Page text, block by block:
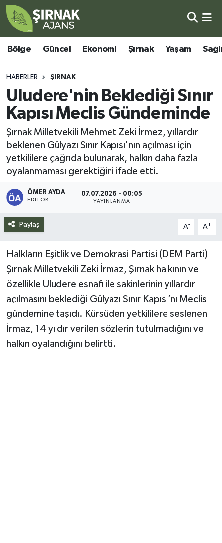
Bölge Güncel Ekonomi Şırnak Yaşam
HABERLER ŞIRNAK
Uludere'nin Beklediği Sınır
Kapısı Meclis Gündeminde
Şırnak Milletvekili Mehmet Zeki İrmez, yıllardır
beklenen Gülyazı Sınır Kapısı'nın açılması için
yetkililere çağrıda bulunarak, halkın daha fazla
oyalanmaması gerektiğini ifade etti.
ÖMER AYDA
EDITÖR
07.07.2026 - 00:05
YAYINLANMA
Paylaş A- A+
Halkların Eşitlik ve Demokrasi Partisi (DEM Parti)
Şırnak Milletvekili Zeki İrmaz, Şırnak halkının ve
özellikle Uludere esnafı ile sakinlerinin yıllardır
açılmasını beklediği Gülyazı Sınır Kapısı’nı Meclis
gündemine taşıdı. Kürsüden yetkililere seslenen
İrmaz, 14 yıldır verilen sözlerin tutulmadığını ve
halkın oyalandığını belirtti.
Bölge
Güncel
Ekonomi
Şırnak
Sağlık
Eğitim
Spor
Yazarlar
Şırnak Nöbetçi Eczaneler
Şırnak Hava Durumu
Şirnak Namaz Vakitleri
Şırnak Trafik Yoğunluk Haritası
Tüm Manşetler
Son Dakika Haberleri